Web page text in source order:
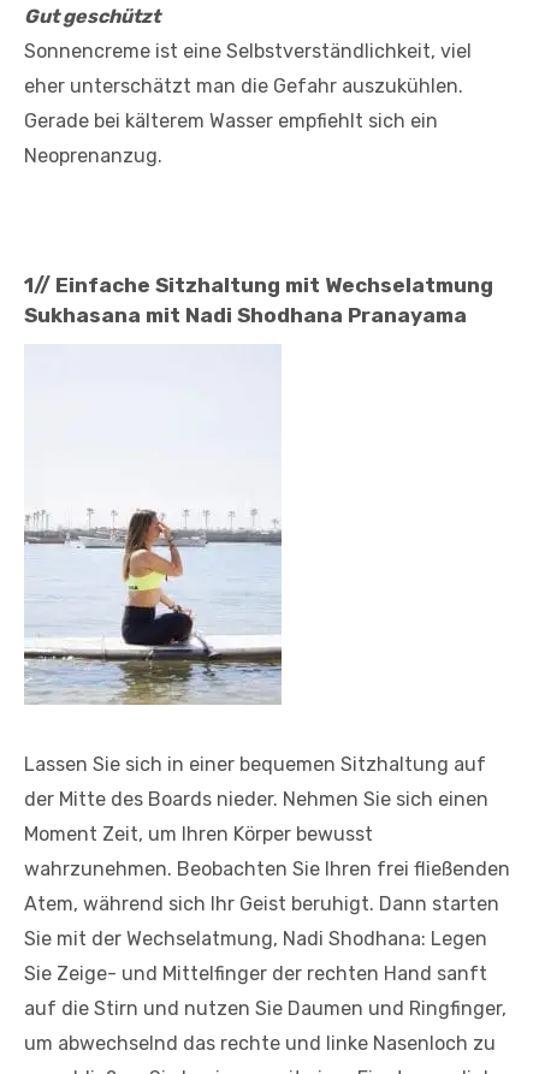
Gut geschützt
Sonnencreme ist eine Selbstverständlichkeit, viel
eher unterschätzt man die Gefahr auszukühlen.
Gerade bei kälterem Wasser empfiehlt sich ein
Neoprenanzug.
1// Einfache Sitzhaltung mit Wechselatmung
Sukhasana mit Nadi Shodhana Pranayama
Lassen Sie sich in einer bequemen Sitzhaltung auf
der Mitte des Boards nieder. Nehmen Sie sich einen
Moment Zeit, um Ihren Körper bewusst
wahrzunehmen. Beobachten Sie Ihren frei fließenden
Atem, während sich Ihr Geist beruhigt. Dann starten
Sie mit der Wechselatmung, Nadi Shodhana: Legen
Sie Zeige- und Mittelfinger der rechten Hand sanft
auf die Stirn und nutzen Sie Daumen und Ringfinger,
um abwechselnd das rechte und linke Nasenloch zu